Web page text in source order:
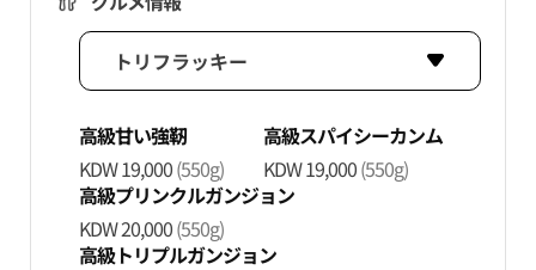
トリフラッキー
高級甘い強靭
KDW 19,000(550g)
高級スパイシーカンム
KDW 19,000(550g)
高級プリンクルガンジョン
KDW 20,000(550g)
高級トリプルガンジョン